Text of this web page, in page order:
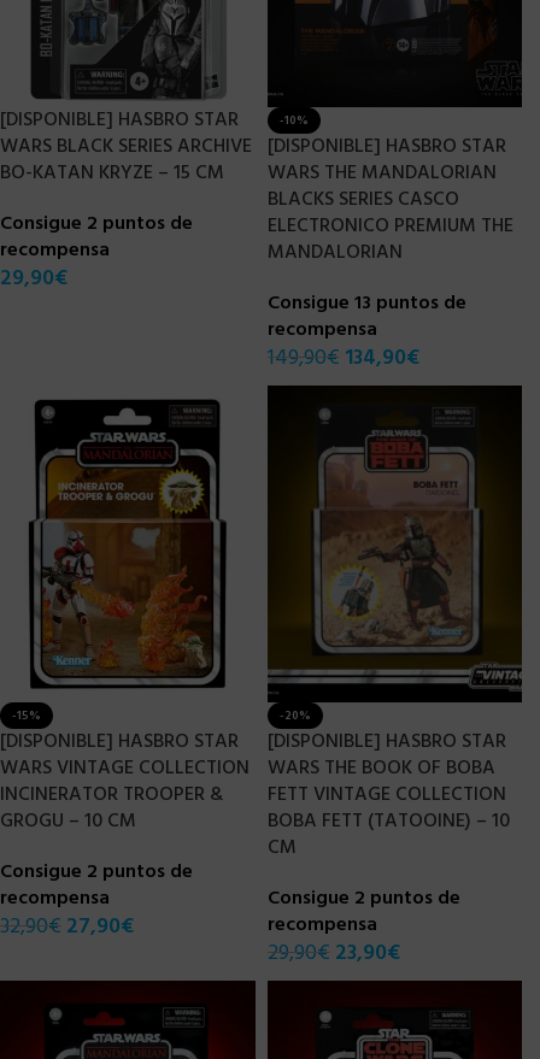
[DISPONIBLE] HASBRO STAR
WARS BLACK SERIES ARCHIVE
BO-KATAN KRYZE – 15 CM
Consigue 2 puntos de
recompensa
29,90€
-10%
[DISPONIBLE] HASBRO STAR
WARS THE MANDALORIAN
BLACKS SERIES CASCO
ELECTRONICO PREMIUM THE
MANDALORIAN
Consigue 13 puntos de
recompensa
149,90€ 134,90€
-15%
[DISPONIBLE] HASBRO STAR
WARS VINTAGE COLLECTION
INCINERATOR TROOPER &
GROGU – 10 CM
Consigue 2 puntos de
recompensa
32,90€ 27,90€
-20%
[DISPONIBLE] HASBRO STAR
WARS THE BOOK OF BOBA
FETT VINTAGE COLLECTION
BOBA FETT (TATOOINE) – 10
CM
Consigue 2 puntos de
recompensa
29,90€ 23,90€